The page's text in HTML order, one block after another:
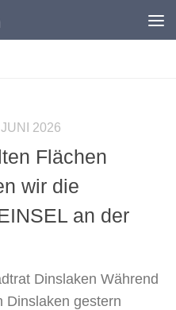
2026
Flächen
wir die
an der
Dinslaken Während
Dinslaken gestern